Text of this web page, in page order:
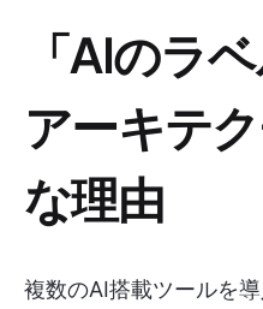
「AIのラ
アーキテ
な理由
複数のAI搭載ツールを